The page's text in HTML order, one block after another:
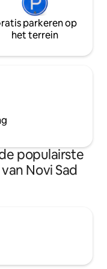
parkeren op
het terrein
populairste
Novi Sad